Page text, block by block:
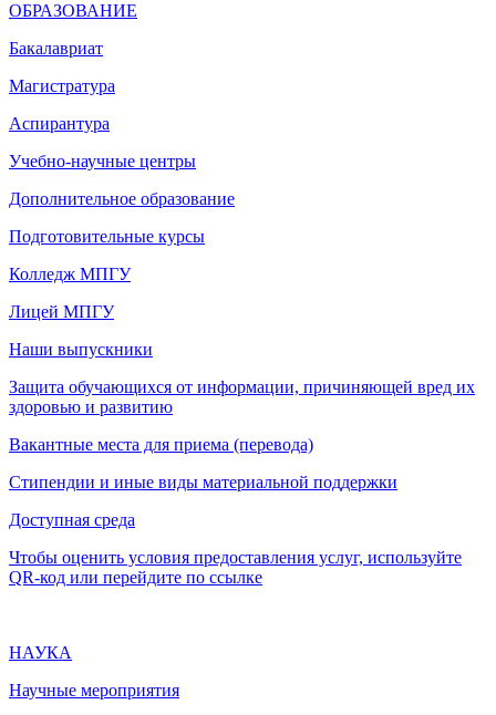
ОБРАЗОВАНИЕ
Бакалавриат
Магистратура
Аспирантура
Учебно-научные центры
Дополнительное образование
Подготовительные курсы
Колледж МПГУ
Лицей МПГУ
Наши выпускники
Защита обучающихся от информации, причиняющей вред их
здоровью и развитию
Вакантные места для приема (перевода)
Стипендии и иные виды материальной поддержки
Доступная среда
Чтобы оценить условия предоставления услуг, используйте
QR-код или перейдите по ссылке
НАУКА
Научные мероприятия